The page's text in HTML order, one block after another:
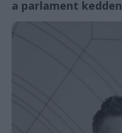
a parlament kedden